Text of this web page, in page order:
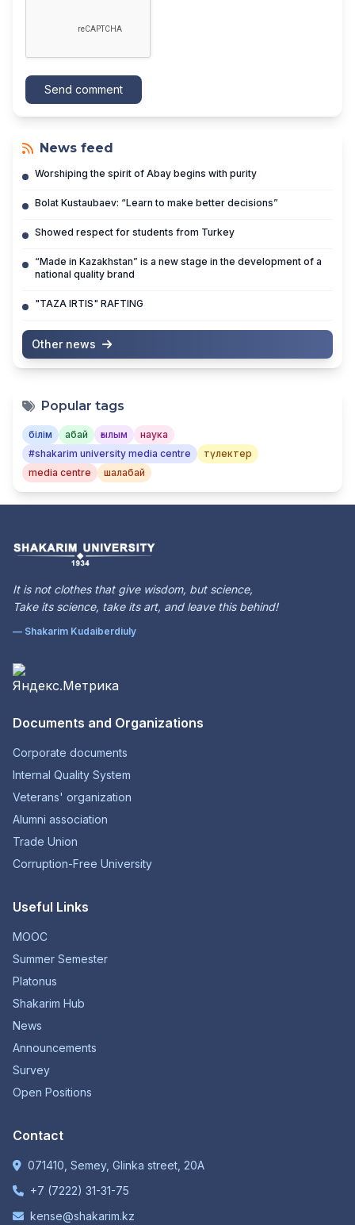
Send comment
News feed
Worshiping the spirit of Abay begins with purity
Bolat Kustaubaev: “Learn to make better decisions”
Showed respect for students from Turkey
“Made in Kazakhstan” is a new stage in the development of a
national quality brand
"TAZA IRTIS" RAFTING
Other news
Popular tags
білім абай ғылым
наука
#shakarim university media centre
түлектер
media centre
шалабай
It is not clothes that give wisdom, but science,
Take its science, take its art, and leave this behind!
— Shakarim Kudaiberdiuly
Documents and Organizations
Corporate documents
Internal Quality System
Veterans' organization
Alumni association
Trade Union
Corruption-Free University
Useful Links
MOOC
Summer Semester
Platonus
Shakarim Hub
News
Announcements
Survey
Open Positions
Contact
071410, Semey, Glinka street, 20A
+7 (7222) 31-31-75
kense@shakarim.kz